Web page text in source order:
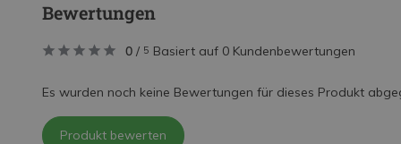
Bewertungen
0 / 5 Basiert auf 0 Kundenbewertungen
Es wurden noch keine Bewertungen für dieses Produkt
Produkt bewerten